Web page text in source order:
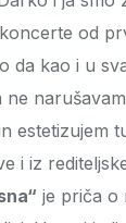
od
da kao i u
ne
estetizujem
i iz
je priča o